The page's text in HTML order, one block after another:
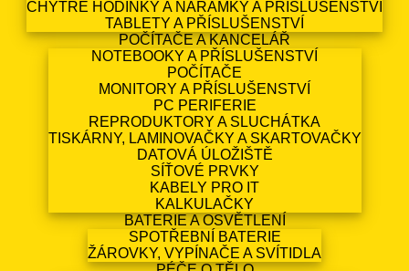
CHYTRÉ HODINKY A NÁRAMKY A PŘÍSLUŠENSTVÍ
TABLETY A PŘÍSLUŠENSTVÍ
POČÍTAČE A KANCELÁŘ
NOTEBOOKY A PŘÍSLUŠENSTVÍ
POČÍTAČE
MONITORY A PŘÍSLUŠENSTVÍ
PC PERIFERIE
REPRODUKTORY A SLUCHÁTKA
TISKÁRNY, LAMINOVAČKY A SKARTOVAČKY
DATOVÁ ÚLOŽIŠTĚ
SÍŤOVÉ PRVKY
KABELY PRO IT
KALKULAČKY
BATERIE A OSVĚTLENÍ
SPOTŘEBNÍ BATERIE
ŽÁROVKY, VYPÍNAČE A SVÍTIDLA